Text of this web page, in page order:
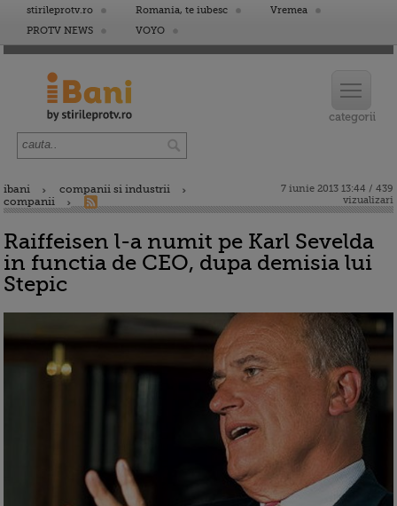
stirileprotv.ro Romania, te iubesc
Vremea
PROTV NEWS
VOYO
ibani
companii si industrii
companii
7 iunie 2013 13:44 / 439
vizualizari
Raiffeisen l-a numit pe Karl Sevelda
in functia de CEO, dupa demisia lui
Stepic